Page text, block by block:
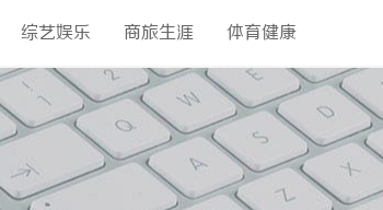
综艺娱乐 商旅生涯 体育健康